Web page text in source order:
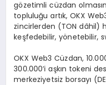
gözetimli cüzdan
topluluğu artık, OKX
zincirlerden (TON dâhil)
keşfedebilir, yönetebilir,
OKX Web3 Cüzdan,
300.000’i aşkın tokeni
merkeziyetsiz borsayı